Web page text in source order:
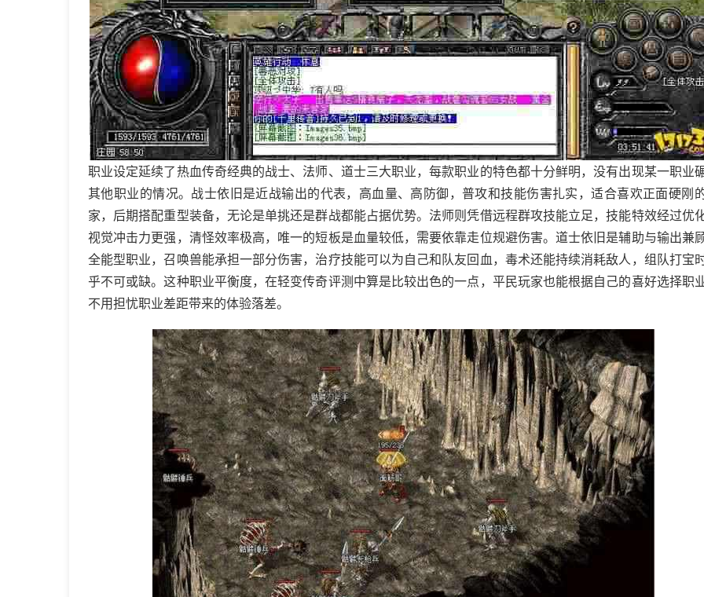
职业设定延续了热血传奇经典的战士、法师、道士三大职业，每款职业的特色都十分鲜明，没有出现某一职业
其他职业的情况。战士依旧是近战输出的代表，高血量、高防御，普攻和技能伤害扎实，适合喜欢正面硬刚
家，后期搭配重型装备，无论是单挑还是群战都能占据优势。法师则凭借远程群攻技能立足，技能特效经过优化
视觉冲击力更强，清怪效率极高，唯一的短板是血量较低，需要依靠走位规避伤害。道士依旧是辅助与输出兼
全能型职业，召唤兽能承担一部分伤害，治疗技能可以为自己和队友回血，毒术还能持续消耗敌人，组队打宝
乎不可或缺。这种职业平衡度，在轻变传奇评测中算是比较出色的一点，平民玩家也能根据自己的喜好选择职业
不用担忧职业差距带来的体验落差。